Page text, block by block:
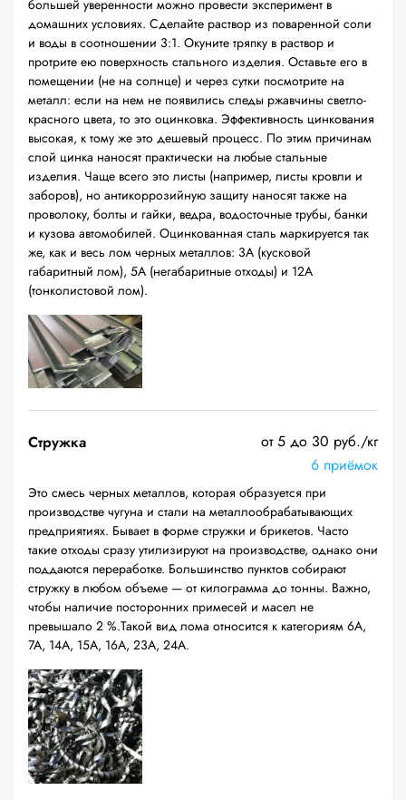
большей уверенности можно провести эксперимент в
домашних условиях. Сделайте раствор из поваренной соли
и воды в соотношении 3:1. Окуните тряпку в раствор и
протрите ею поверхность стального изделия. Оставьте его в
помещении (не на солнце) и через сутки посмотрите на
металл: если на нем не появились следы ржавчины светло-
красного цвета, то это оцинковка. Эффективность цинкования
высокая, к тому же это дешевый процесс. По этим причинам
слой цинка наносят практически на любые стальные
изделия. Чаще всего это листы (например, листы кровли и
заборов), но антикоррозийную защиту наносят также на
проволоку, болты и гайки, ведра, водосточные трубы, банки
и кузова автомобилей. Оцинкованная сталь маркируется так
же, как и весь лом черных металлов: 3А (кусковой
габаритный лом), 5А (негабаритные отходы) и 12А
(тонколистовой лом).
Стружка
от 5 до 30 руб./кг
6 приёмок
Это смесь черных металлов, которая образуется при
производстве чугуна и стали на металлообрабатывающих
предприятиях. Бывает в форме стружки и брикетов. Часто
такие отходы сразу утилизируют на производстве, однако они
поддаются переработке. Большинство пунктов собирают
стружку в любом объеме — от килограмма до тонны. Важно,
чтобы наличие посторонних примесей и масел не
превышало 2 %.Такой вид лома относится к категориям 6А,
7А, 14А, 15А, 16А, 23А, 24А.